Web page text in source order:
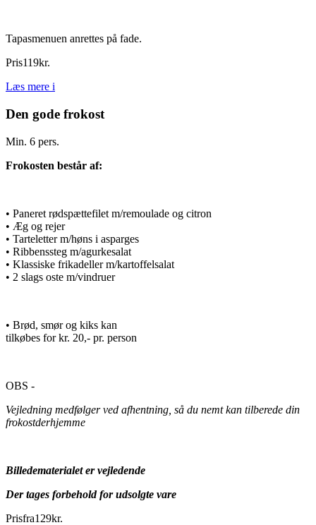
Tapasmenuen anrettes på fade.
Pris119kr.
Læs mere i
Den gode frokost
Min. 6 pers.
Frokosten består af:
• Paneret rødspættefilet m/remoulade og citron
• Æg og rejer
• Tarteletter m/høns i asparges
• Ribbenssteg m/agurkesalat
• Klassiske frikadeller m/kartoffelsalat
• 2 slags oste m/vindruer
• Brød, smør og kiks kan
tilkøbes for kr. 20,- pr. person
OBS -
Vejledning medfølger ved afhentning, så du nemt kan tilberede din
frokostderhjemme
Billedematerialet er vejledende
Der tages forbehold for udsolgte vare
Prisfra129kr.